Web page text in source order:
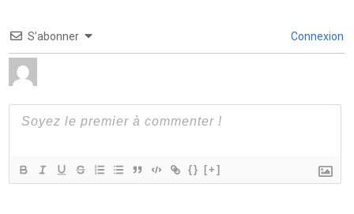
S’abonner Connexion
{} [+]